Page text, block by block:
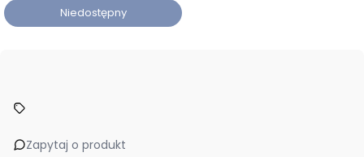
Niedostępny
Zapytaj o produkt